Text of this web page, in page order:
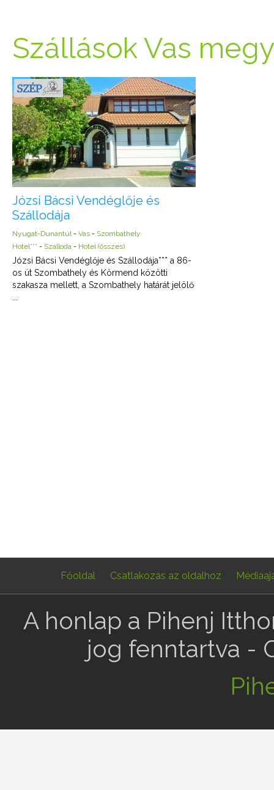
Szállások Vas
Józsi Bácsi Vendéglője és
Szállodája
Nyugat-Dunántúl- Vas - Szombathely
Hotel*** - Szálloda - Hotel (összes)
Józsi Bácsi Vendéglője és Szállodája*** a 86-
os út Szombathely és Körmend közötti
szakasza mellett, a Szombathely határát jelölő
Főoldal Csatlakozás az oldalhoz
A honlap a Pihenj
jog fenntartva -